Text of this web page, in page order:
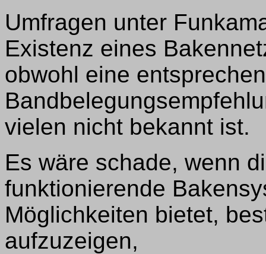
Umfragen unter
Existenz eines
obwohl eine
vielen nicht bekannt ist.
Es wäre schade, wenn
funktionierende
Möglichkeiten bietet,
aufzuzeigen,